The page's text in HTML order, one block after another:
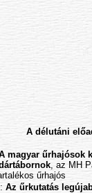
A délutáni
magyar űrhajósok
, az MH
űrhajós
Az űrkutatás